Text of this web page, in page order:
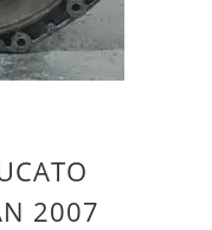
2007